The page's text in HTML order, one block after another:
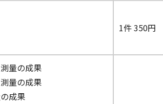
1件 350円
量の成果
量の成果
成果